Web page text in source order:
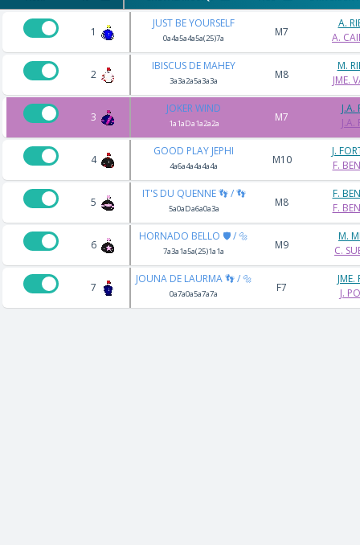
1
JUST BE YOURSELF
0a4a5a4a5a(25)7a M7
A.
A.
2
IBISCUS DE MAHEY
3a3a2a5a3a3a M8
M.
JME.
3
JOKER WIND
1a1aDa1a2a2a M7
J.A.
J.A.
4
GOOD PLAY JEPHI
4a6a4a4a4a4a M10
J.
F.
5
IT'S DU QUENNE 👣 / 👣
5a0aDa6a0a3a M8
F.
F.
6
HORNADO BELLO 🛡️ / 🔩
7a3a1a5a(25)1a1a M9
M.
C.
7
JOUNA DE LAURMA 👣 / 🔩
0a7a0a5a7a7a F7
JME.
J.